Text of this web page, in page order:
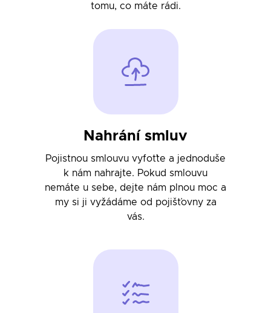
tomu, co máte rádi.
Nahrání smluv
Pojistnou smlouvu vyfoťte a jednoduše
k nám nahrajte. Pokud smlouvu
nemáte u sebe, dejte nám plnou moc a
my si ji vyžádáme od pojišťovny za
vás.